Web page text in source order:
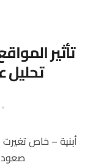
تأثير
تحليل
أبنية – خاص تغيرت عملية البحث عن عقار بشكل جذري مع
صعود